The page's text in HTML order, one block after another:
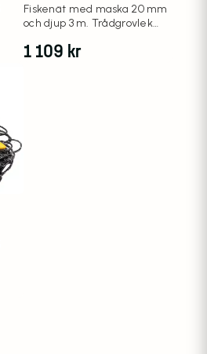
Fiskenät med maska 20 mm
och djup 3 m. Trådgrovlek
1 109 kr